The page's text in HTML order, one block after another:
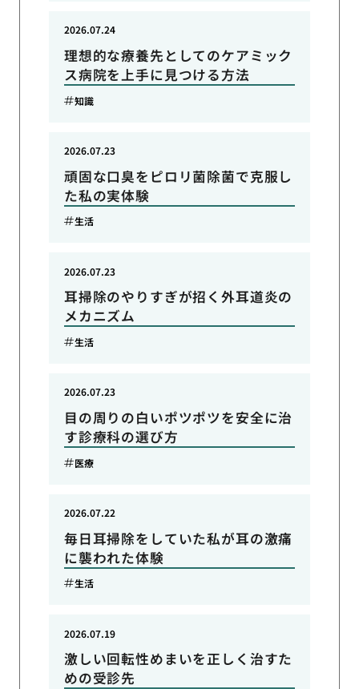
理想的な療養先としてのケアミック
ス病院を上手に見つける方法
2026.07.24
知識
頑固な口臭をピロリ菌除菌で克服し
た私の実体験
2026.07.23
生活
耳掃除のやりすぎが招く外耳道炎の
メカニズム
2026.07.23
生活
目の周りの白いポツポツを安全に治
す診療科の選び方
2026.07.23
医療
毎日耳掃除をしていた私が耳の激痛
に襲われた体験
2026.07.22
生活
激しい回転性めまいを正しく治すた
めの受診先
2026.07.19